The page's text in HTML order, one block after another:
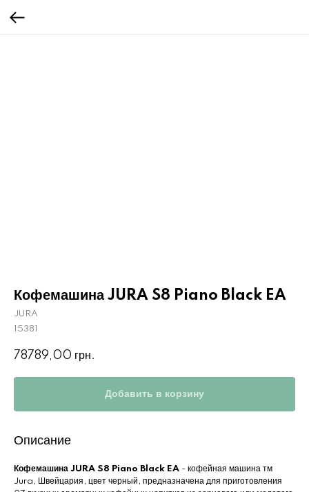
Кофемашина JURA S8 Piano Black EA
JURA
15381
78789,00 грн.
Добавить в корзину
Описание
Кофемашина JURA S8 Piano Black EA - кофейная машина тм
Jura, Швейцария, цвет черный, предназначена для приготовления